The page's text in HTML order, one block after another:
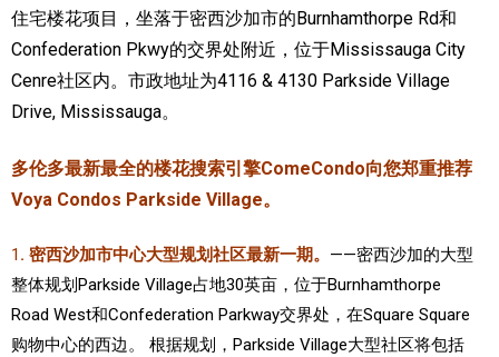
安大略省免费医疗保险
加拿大的福利制度
吃货眼中的加拿大地图
住宅楼花项目，坐落于密西沙加市的Burnhamthorpe Rd和
Confederation Pkwy的交界处附近，位于Mississauga City
Cenre社区内。市政地址为4116 & 4130 Parkside Village
Drive, Mississauga。
多伦多最新最全的楼花搜索引擎ComeCondo向您郑重推荐
Voya Condos Parkside Village。
1. 密西沙加市中心大型规划社区最新一期。 ——密西沙加的大型
整体规划Parkside Village占地30英亩，位于Burnhamthorpe
Road West和Confederation Parkway交界处，在Square Square
购物中心的西边。 根据规划，Parkside Village大型社区将包括